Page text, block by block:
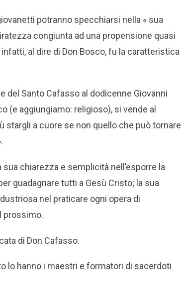
potranno specchiarsi nella « sua
congiunta ad una propensione quasi
al dire di Don Bosco, fu la caratteristica
del Santo Cafasso al dodicenne Giovanni
(e aggiungiamo: religioso), si vende al
stargli a cuore se non quello che può tornare
chiarezza e semplicità nell’esporre la
guadagnare tutti a Gesù Cristo; la sua
nel praticare ogni opera di
prossimo.
di Don Cafasso.
lo hanno i maestri e formatori di sacerdoti